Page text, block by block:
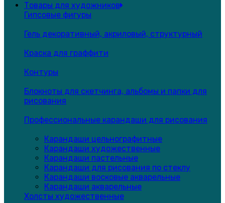
Товары для художников
Гипсовые фигуры
Гель декоративный, акриловый, структурный
Краска для граффити
Контуры
Блокноты для скетчинга, альбомы и папки для
рисования
Профессиональные карандаши для рисования
Карандаши цельнографитные
Карандаши художественные
Карандаши пастельные
Карандаши для рисования по стеклу
Карандаши восковые акварельные
Карандаши акварельные
Холсты художественные